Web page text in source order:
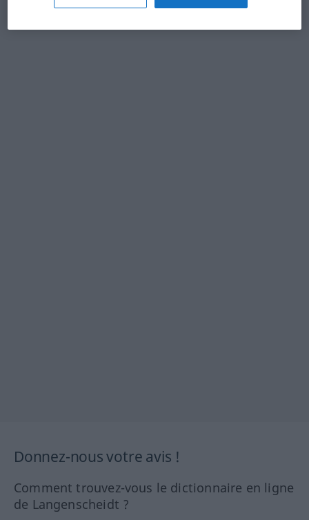
Donnez-nous votre avis !
Comment trouvez-vous le dictionnaire en ligne
de Langenscheidt ?